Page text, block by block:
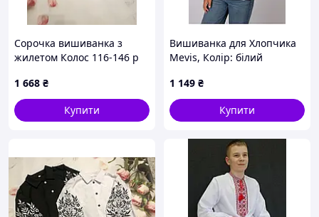
Сорочка вишиванка з
жилетом Колос 116-146 р
1 668 ₴
Купити
Вишиванка для Хлопчика
Mevis, Колір: білий
1 149 ₴
Купити